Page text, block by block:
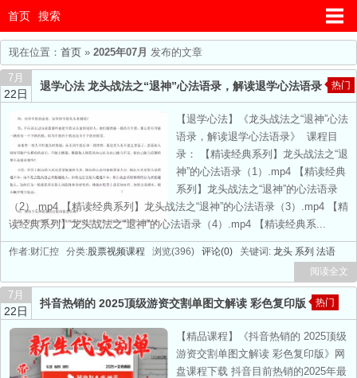
首页 搜索
现在位置： 首页 » 2025年07月 发布的文章
7月
22日
退学心法 龙头战法之“退神”心法语录，解读退学心法语录 热门
【退学心法】《龙头战法之“退神”心法
语录，解读退学心法语录》 课程目
录： 【精读经典系列】龙头战法之“退
神”的心法语录（1）.mp4 【精读经典
系列】龙头战法之“退神”的心法语录
（2）.mp4 【精读经典系列】龙头战法之“退神”的心法语录（3）.mp4 【精
读经典系列】龙头战法之“退神”的心法语录（4）.mp4 【精读经典系...
作者:财汇控 分类:股票视频课程 浏览(396) 评论(0) 关键词: 龙头 系列 法语
阅读全文
7月
22日
抖音热销的 2025顶级游资交割单图文解读 彩色复印版 热门
【精品课程】《抖音热销的 2025顶级
游资交割单图文解读 彩色复印版》网
盘课程下载 抖音目前热销的2025年最